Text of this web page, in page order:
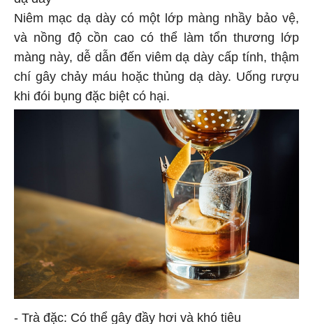
Niêm mạc dạ dày có một lớp màng nhầy bảo vệ,
và nồng độ cồn cao có thể làm tổn thương lớp
màng này, dễ dẫn đến viêm dạ dày cấp tính, thậm
chí gây chảy máu hoặc thủng dạ dày. Uống rượu
khi đói bụng đặc biệt có hại.
- Trà đặc: Có thể gây đầy hơi và khó tiêu